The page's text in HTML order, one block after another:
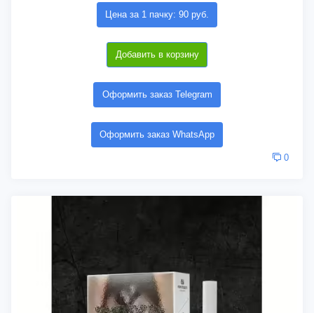
Цена за 1 пачку: 90 руб.
Добавить в корзину
Оформить заказ Telegram
Оформить заказ WhatsApp
0